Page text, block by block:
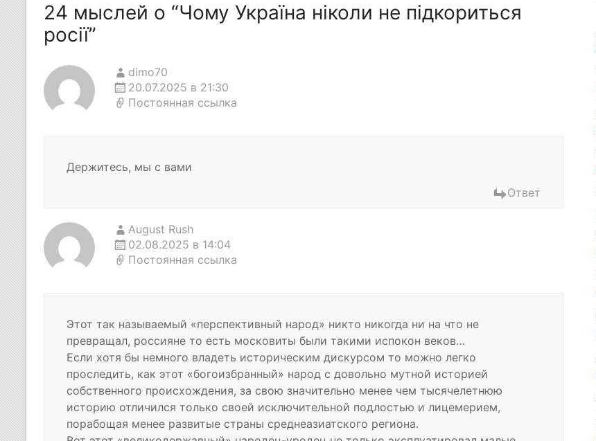
24 мыслей о “Чому Україна ніколи не підкориться
росії”
dimo70
20.07.2025 в 21:30
Постоянная ссылка
Держитесь, мы с вами
Ответ
August Rush
02.08.2025 в 14:04
Постоянная ссылка
Этот так называемый «перспективный народ» никто никогда ни на что не
превращал, россияне то есть московиты были такими испокон веков…
Если хотя бы немного владеть историческим дискурсом то можно легко
проследить, как этот «богоизбранный» народ с довольно мутной историей
собственного происхождения, за свою значительно менее чем тысячелетнюю
историю отличился только своей исключительной подлостью и лицемерием,
порабощая менее развитые страны среднеазиатского региона.